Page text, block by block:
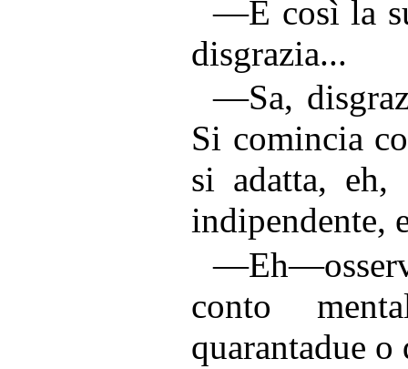
—E così la
disgrazia...
—Sa,
Si comincia
si adatta, eh,
indipendente,
conto
quarantadue o